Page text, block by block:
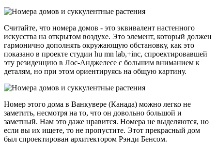
Считайте, что номера домов - это эквивалент настенного
искусства на открытом воздухе. Это элемент, который должен
гармонично дополнять окружающую обстановку, как это
показано в проекте студии hu mn lab,+inc, спроектировавшей
эту резиденцию в Лос-Анджелесе с большим вниманием к
деталям, но при этом ориентируясь на общую картину.
Номер этого дома в Ванкувере (Канада) можно легко не
заметить, несмотря на то, что он довольно большой и
заметный. Нам это даже нравится. Номера не выделяются, но
если вы их ищете, то не пропустите. Этот прекрасный дом
был спроектирован архитектором Рэнди Бенсом.